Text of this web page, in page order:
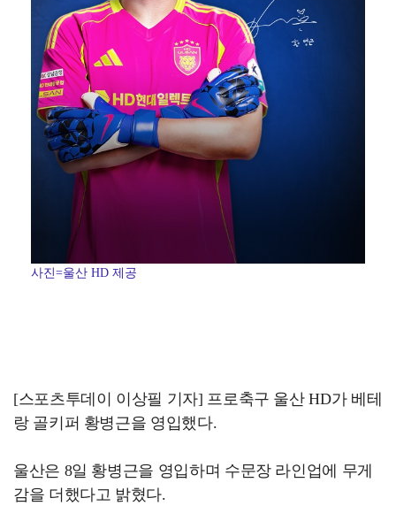
사진=울산 HD 제공
[스포츠투데이 이상필 기자] 프로축구 울산 HD가 베테
랑 골키퍼 황병근을 영입했다.
울산은 8일 황병근을 영입하며 수문장 라인업에 무게
감을 더했다고 밝혔다.